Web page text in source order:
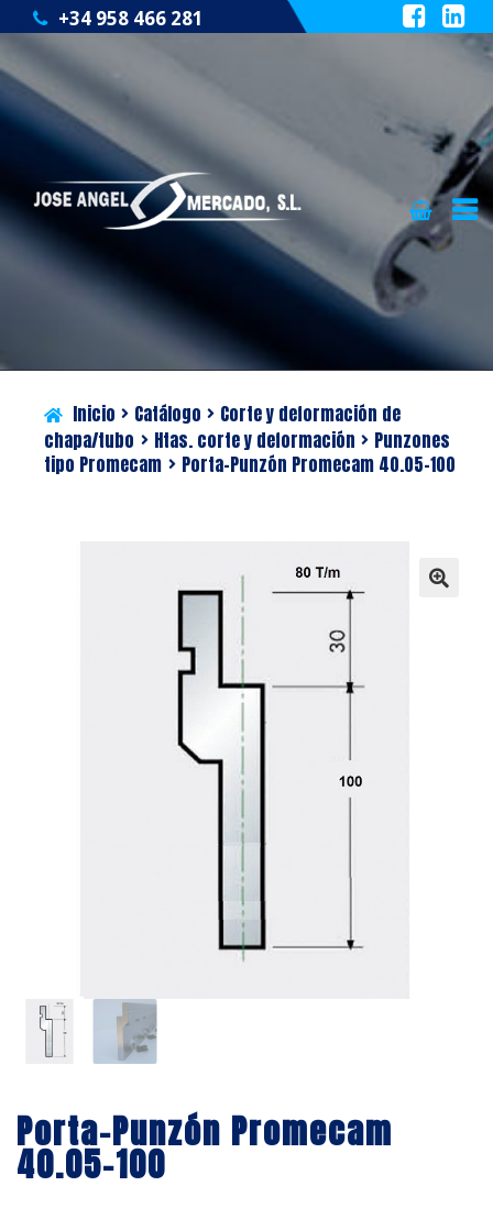
+34 958 466 281
Ir
a
navegación
Ir
al
contenido
QUIÉNES SOMOS
SERVICIOS
BLOG
CONTACTO
Inicio Catálogo
Corte y deformación de
chapa/tubo
Htas. corte y deformación
Punzones
tipo Promecam
Porta-Punzón Promecam 40.05-100
Porta-Punzón Promecam
40.05-100